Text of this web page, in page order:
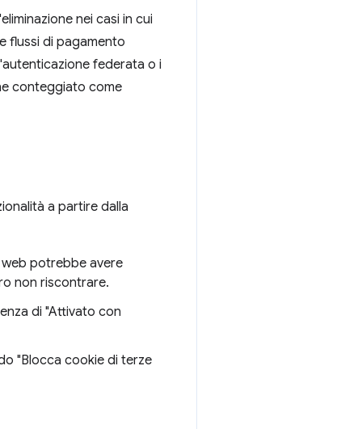
nei casi in cui
flussi di pagamento
federata o i
conteggiato come
a partire dalla
potrebbe avere
non riscontrare.
di "Attivato con
"Blocca cookie di terze